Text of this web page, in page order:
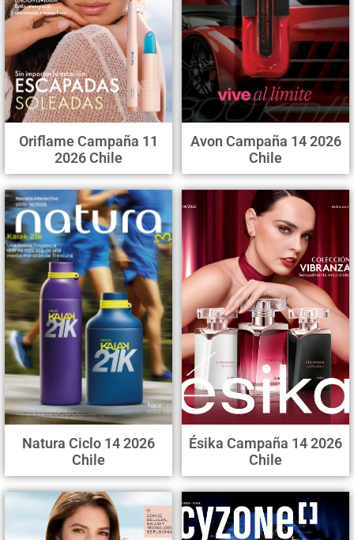
Oriflame Campaña 11
2026 Chile
Avon Campaña 14 2026
Chile
Natura Ciclo 14 2026
Chile
Ésika Campaña 14 2026
Chile